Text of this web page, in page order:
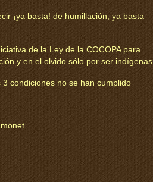
¡ya basta! de humillación, ya basta
de la Ley de la COCOPA para
y en el olvido sólo por ser indígenas
condiciones no se han cumplido